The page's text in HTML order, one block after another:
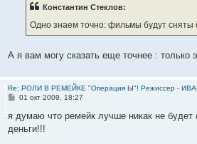
Константин Стеклов:
Одно знаем точно: фильмы будут сняты
А я вам могу сказать еще точнее : только
Re: РОЛИ В РЕМЕЙКЕ "Операция Ы"! Режиссер -
С
о
б
щ
01 окт 2009, 18:27
я думаю что ремейк лучше никак не будет
деньги!!!